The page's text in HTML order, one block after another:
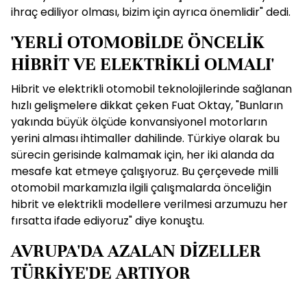
ihraç ediliyor olması, bizim için ayrıca önemlidir" dedi.
'YERLİ OTOMOBİLDE ÖNCELİK
HİBRİT VE ELEKTRİKLİ OLMALI'
Hibrit ve elektrikli otomobil teknolojilerinde sağlanan
hızlı gelişmelere dikkat çeken Fuat Oktay, "Bunların
yakında büyük ölçüde konvansiyonel motorların
yerini alması ihtimaller dahilinde. Türkiye olarak bu
sürecin gerisinde kalmamak için, her iki alanda da
mesafe kat etmeye çalışıyoruz. Bu çerçevede milli
otomobil markamızla ilgili çalışmalarda önceliğin
hibrit ve elektrikli modellere verilmesi arzumuzu her
fırsatta ifade ediyoruz" diye konuştu.
AVRUPA'DA AZALAN DİZELLER
TÜRKİYE'DE ARTIYOR